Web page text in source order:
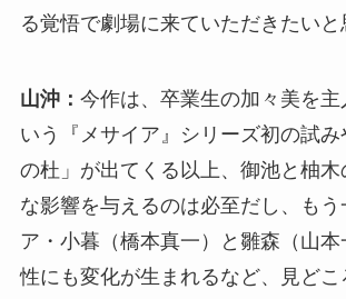
る覚悟で劇場に来ていただきたいと
山沖： 今作は、卒業生の加々美を主
いう『メサイア』シリーズ初の試み
の杜」が出てくる以上、御池と柚木
な影響を与えるのは必至だし、もう
ア・小暮（橋本真一）と雛森（山
性にも変化が生まれるなど、見どこ